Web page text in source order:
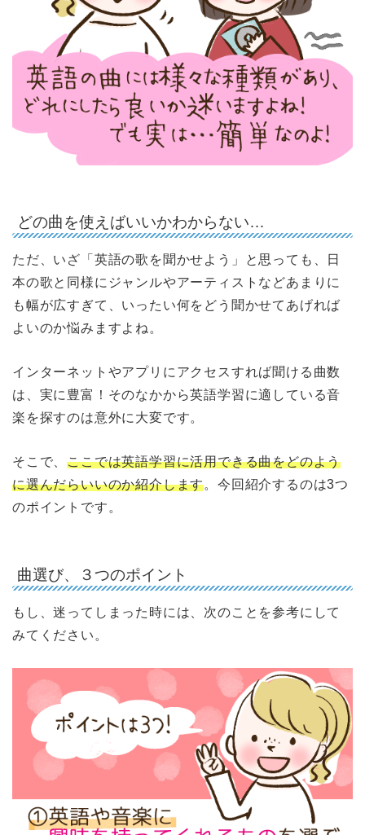
どの曲を使えばいいかわからない…
ただ、いざ「英語の歌を聞かせよう」と思っても、日
本の歌と同様にジャンルやアーティストなどあまりに
も幅が広すぎて、いったい何をどう聞かせてあげれば
よいのか悩みますよね。
インターネットやアプリにアクセスすれば聞ける曲数
は、実に豊富！そのなかから英語学習に適している音
楽を探すのは意外に大変です。
そこで、ここでは英語学習に活用できる曲をどのよう
に選んだらいいのか紹介します。今回紹介するのは3つ
のポイントです。
曲選び、３つのポイント
もし、迷ってしまった時には、次のことを参考にして
みてください。